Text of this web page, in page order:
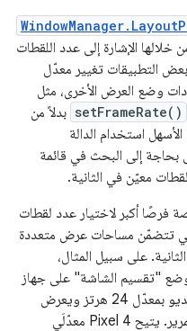
الإشارة إلى عدد اللقطات
بعض التطبيقات تغيير معدّل
وضع العرض الأخرى، مثل
setFrameRate() بدلاً من
استخدام الدالة
بحاجة إلى البحث في قائمة
معيّن في الثانية.
فرصًا أكبر لاختيار عدد لقطات
تتضمّن مساحات عرض متعددة
على سبيل المثال،
"تقسيم الشاشة" على جهاز
Pixel 4، حيث يشغّل أحد التطبيقَين فيديو بمعدّل 24 هرتز ويعرض
التطبيق الآخر للمستخدم قائمة قابلة للتمرير. يتيح Pixel 4 معدّلَي